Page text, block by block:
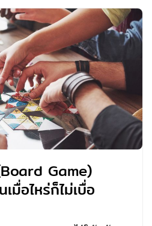
Game)
มื่อไหร่ก็ไม่เบื่อ